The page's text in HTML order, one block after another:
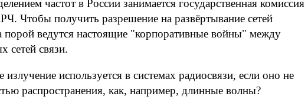
частот в России занимается государственная комиссия
Чтобы получить разрешение на развёртывание сетей
порой ведутся настоящие "корпоративные войны" между
сетей связи.
используется в системах радиосвязи, если оно не
распространения, как, например, длинные волны?